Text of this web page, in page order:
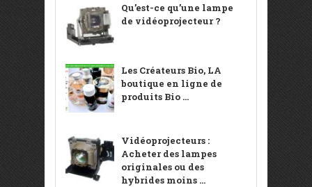
Qu’est-ce qu’une lampe
de vidéoprojecteur ?
Les Créateurs Bio, LA
boutique en ligne de
produits Bio ...
Vidéoprojecteurs :
Acheter des lampes
originales ou des
hybrides moins ...